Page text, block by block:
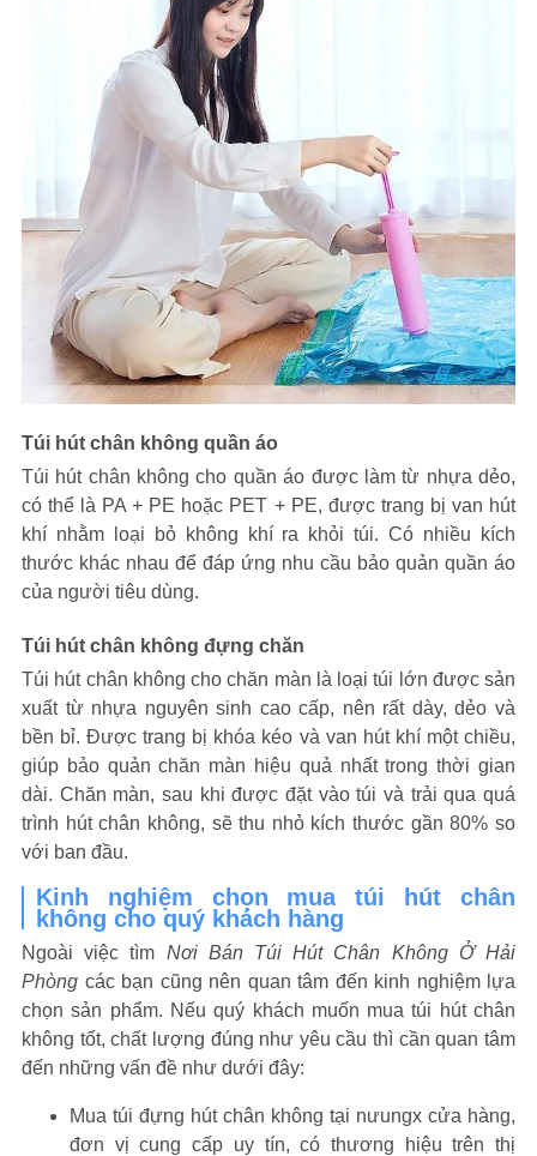
Túi hút chân không quần áo
Túi hút chân không cho quần áo được làm từ nhựa dẻo,
có thể là PA + PE hoặc PET + PE, được trang bị van hút
khí nhằm loại bỏ không khí ra khỏi túi. Có nhiều kích
thước khác nhau để đáp ứng nhu cầu bảo quản quần áo
của người tiêu dùng.
Túi hút chân không đựng chăn
Túi hút chân không cho chăn màn là loại túi lớn được sản
xuất từ nhựa nguyên sinh cao cấp, nên rất dày, dẻo và
bền bỉ. Được trang bị khóa kéo và van hút khí một chiều,
giúp bảo quản chăn màn hiệu quả nhất trong thời gian
dài. Chăn màn, sau khi được đặt vào túi và trải qua quá
trình hút chân không, sẽ thu nhỏ kích thước gần 80% so
với ban đầu.
Kinh nghiệm chọn mua túi hút chân
không cho quý khách hàng
Ngoài việc tìm Nơi Bán Túi Hút Chân Không Ở Hải
Phòng các bạn cũng nên quan tâm đến kinh nghiệm lựa
chọn sản phẩm. Nếu quý khách muốn mua túi hút chân
không tốt, chất lượng đúng như yêu cầu thì cần quan tâm
đến những vấn đề như dưới đây:
Mua túi đựng hút chân không tại nưungx cửa hàng,
đơn vị cung cấp uy tín, có thương hiệu trên thị